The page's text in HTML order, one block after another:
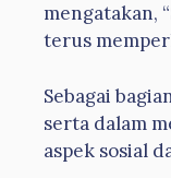
mengatakan,
terus
Sebagai
serta dalam
aspek sosial